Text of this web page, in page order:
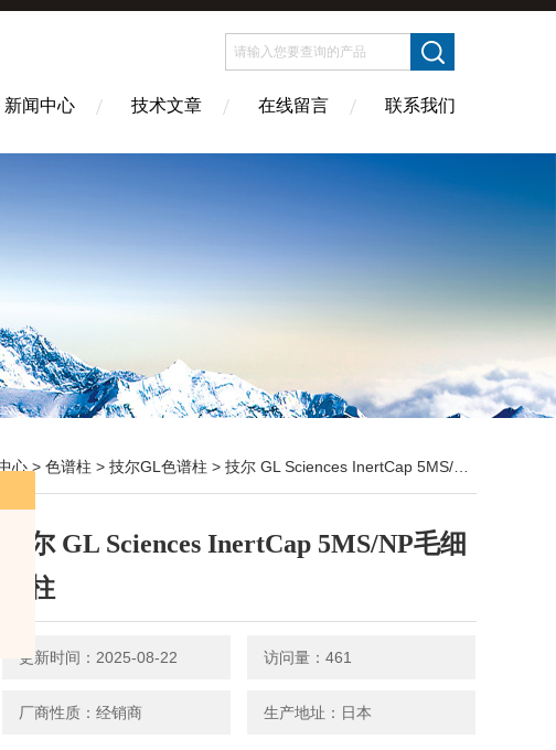
新闻中心 技术文章 在线留言 联系我们
心 > 色谱柱 > 技尔GL色谱柱 > 技尔 GL Sciences InertCap 5MS/NP毛细管柱
技尔 GL Sciences InertCap 5MS/NP毛细
管柱
更新时间：2025-08-22 访问量：461
厂商性质：经销商 生产地址：日本